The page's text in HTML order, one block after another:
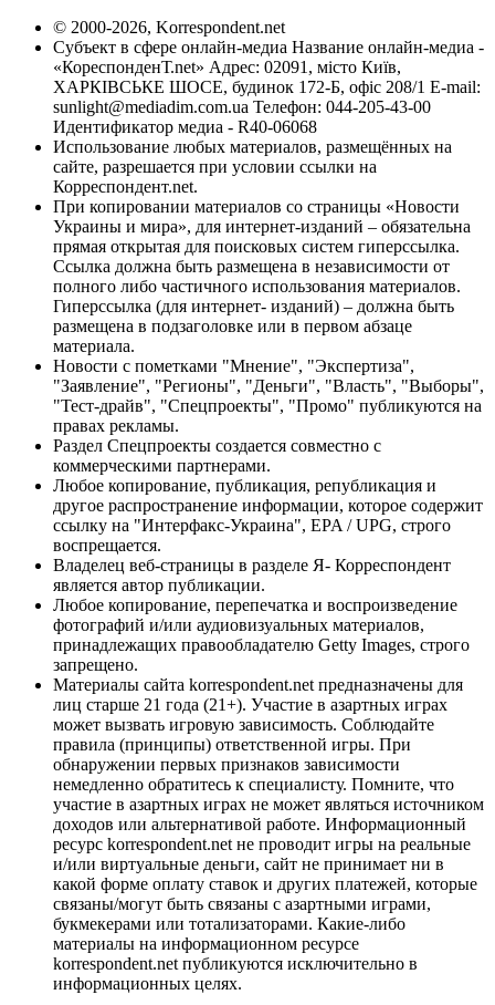
© 2000-2026, Korrespondent.net
Субъект в сфере онлайн-медиа Название онлайн-медиа -
«КореспонденТ.net» Адрес: 02091, місто Київ,
ХАРКІВСЬКЕ ШОСЕ, будинок 172-Б, офіс 208/1 E-mail:
sunlight@mediadim.com.ua Телефон: 044-205-43-00
Идентификатор медиа - R40-06068
Использование любых материалов, размещённых на
сайте, разрешается при условии ссылки на
Корреспондент.net.
При копировании материалов со страницы «Новости
Украины и мира», для интернет-изданий – обязательна
прямая открытая для поисковых систем гиперссылка.
Ссылка должна быть размещена в независимости от
полного либо частичного использования материалов.
Гиперссылка (для интернет- изданий) – должна быть
размещена в подзаголовке или в первом абзаце
материала.
Новости с пометками "Мнение", "Экспертиза",
"Заявление", "Регионы", "Деньги", "Власть", "Выборы",
"Тест-драйв", "Спецпроекты", "Промо" публикуются на
правах рекламы.
Раздел Спецпроекты создается совместно с
коммерческими партнерами.
Любое копирование, публикация, републикация и
другое распространение информации, которое содержит
ссылку на "Интерфакс-Украина", EPA / UPG, строго
воспрещается.
Владелец веб-страницы в разделе Я- Корреспондент
является автор публикации.
Любое копирование, перепечатка и воспроизведение
фотографий и/или аудиовизуальных материалов,
принадлежащих правообладателю Getty Images, строго
запрещено.
Материалы сайта korrespondent.net предназначены для
лиц старше 21 года (21+). Участие в азартных играх
может вызвать игровую зависимость. Соблюдайте
правила (принципы) ответственной игры. При
обнаружении первых признаков зависимости
немедленно обратитесь к специалисту. Помните, что
участие в азартных играх не может являться источником
доходов или альтернативой работе. Информационный
ресурс korrespondent.net не проводит игры на реальные
и/или виртуальные деньги, сайт не принимает ни в
какой форме оплату ставок и других платежей, которые
связаны/могут быть связаны с азартными играми,
букмекерами или тотализаторами. Какие-либо
материалы на информационном ресурсе
korrespondent.net публикуются исключительно в
информационных целях.